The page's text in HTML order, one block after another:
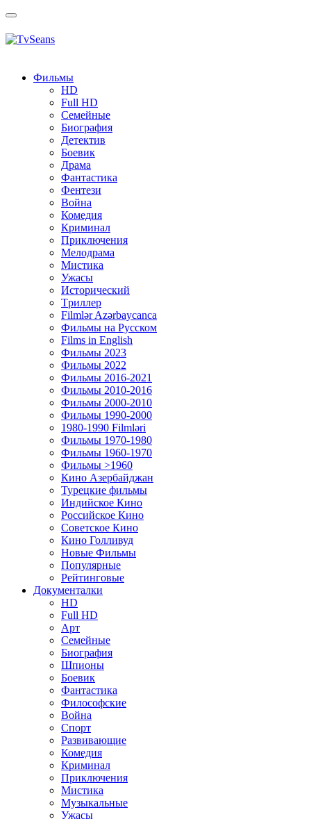
Toggle
Фильмы
HD
Full HD
Семейные
Биография
Детектив
Боевик
Драма
Фантастика
Фентези
Война
Комедия
Криминал
Приключения
Мелодрама
Мистика
Ужасы
Исторический
Tриллер
Filmlər Azərbaycanca
Фильмы на Русском
Films in English
Фильмы 2023
Фильмы 2022
Фильмы 2016-2021
Фильмы 2010-2016
Фильмы 2000-2010
Фильмы 1990-2000
1980-1990 Filmləri
Фильмы 1970-1980
Фильмы 1960-1970
Фильмы >1960
Кино Азербайджан
Турецкие фильмы
Индийское Кино
Российское Кино
Советское Кино
Кино Голливуд
Новые Фильмы
Популярные
Рейтинговые
Документалки
HD
Full HD
Арт
Семейные
Биография
Шпионы
Боевик
Фантастика
Философские
Война
Спорт
Развивающие
Комедия
Криминал
Приключения
Мистика
Музыкальные
Ужасы